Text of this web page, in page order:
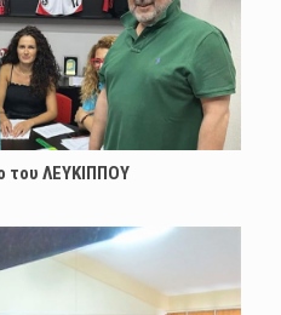
του ΛΕΥΚΙΠΠΟΥ